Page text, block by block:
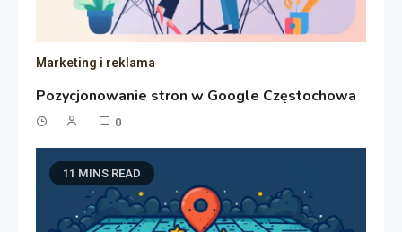
Marketing i reklama
Pozycjonowanie stron w Google Częstochowa
0
11 MINS READ